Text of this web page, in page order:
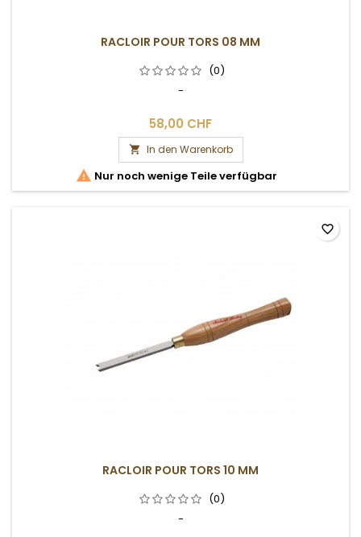
RACLOIR POUR TORS 08 MM
(0)
-
58,00 CHF
 In den Warenkorb
 Nur noch wenige Teile verfügbar
RACLOIR POUR TORS 10 MM
(0)
-
favorite_border